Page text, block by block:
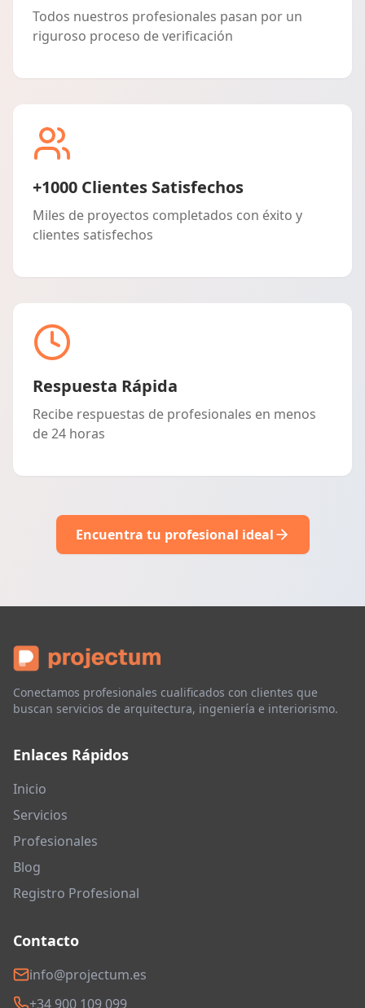
Todos nuestros profesionales pasan por un
riguroso proceso de verificación
+1000 Clientes Satisfechos
Miles de proyectos completados con éxito y
clientes satisfechos
Respuesta Rápida
Recibe respuestas de profesionales en menos
de 24 horas
Encuentra tu profesional ideal
Conectamos profesionales cualificados con clientes que
buscan servicios de arquitectura, ingeniería e interiorismo.
Enlaces Rápidos
Inicio
Servicios
Profesionales
Blog
Registro Profesional
Contacto
info@projectum.es
+34 900 109 099